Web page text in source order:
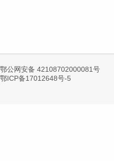
鄂公网安备 42108702000081号
鄂ICP备17012648号-5